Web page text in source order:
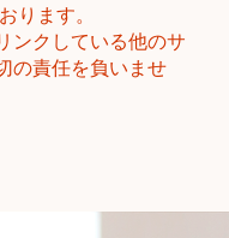
ります。
ンクしている他のサ
の責任を負いませ